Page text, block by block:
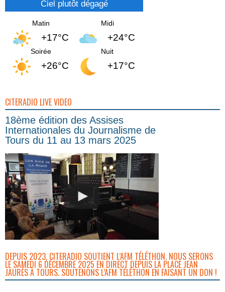
Ciel plutôt dégagé
Matin
+17°C
Midi
+24°C
Soirée
+26°C
Nuit
+17°C
CITERADIO LIVE VIDEO
18ème édition des Assises
Internationales du Journalisme de
Tours du 11 au 13 mars 2025
DEPUIS 2023, CITERADIO SOUTIENT L’AFM TÉLÉTHON. NOUS SERONS
LE SAMEDI 6 DÉCEMBRE 2025 EN DIRECT DEPUIS LA PLACE JEAN
JAURÈS À TOURS. SOUTENONS L’AFM TÉLÉTHON EN FAISANT UN DON !